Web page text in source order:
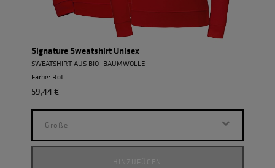
Signature Sweatshirt Unisex
SWEATSHIRT AUS BIO- BAUMWOLLE
Farbe: Rot
59,44 €
Größe
HINZUFÜGEN